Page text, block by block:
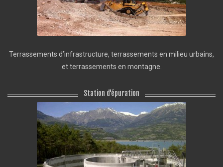
Terrassements d’infrastructure, terrassements en milieu urbains,
et terrassements en montagne.
Station d'épuration